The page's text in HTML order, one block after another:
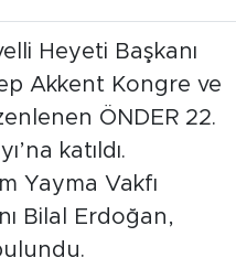
Heyeti Başkanı
Akkent Kongre ve
ÖNDER 22.
katıldı.
Yayma Vakfı
Bilal Erdoğan,